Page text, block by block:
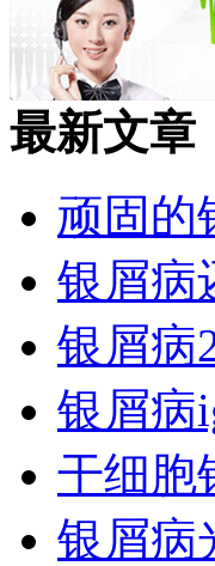
最新文章
顽固的
银屑病
银屑病
银屑病
干细胞
银屑病